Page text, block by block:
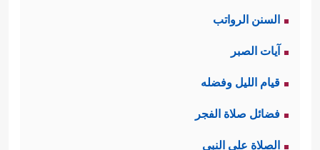
السنن الرواتب
آيات الصبر
قيام الليل وفضله
فضائل صلاة الفجر
الصلاة على النبي